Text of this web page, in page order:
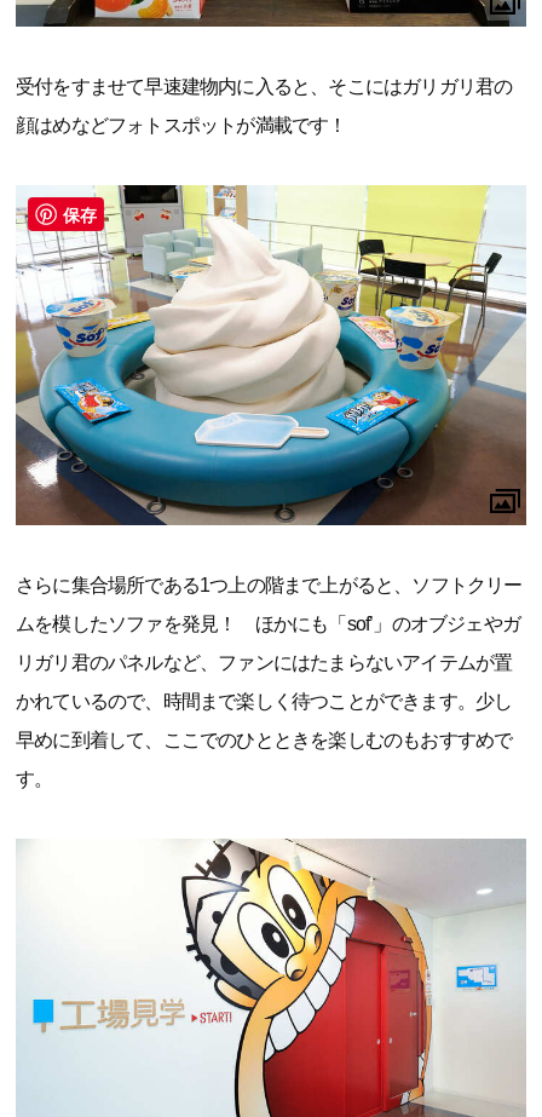
受付をすませて早速建物内に入ると、そこにはガリガリ君の
顔はめなどフォトスポットが満載です！
さらに集合場所である1つ上の階まで上がると、ソフトクリー
ムを模したソファを発見！ ほかにも「sof’」のオブジェやガ
リガリ君のパネルなど、ファンにはたまらないアイテムが置
かれているので、時間まで楽しく待つことができます。少し
早めに到着して、ここでのひとときを楽しむのもおすすめで
す。
保存